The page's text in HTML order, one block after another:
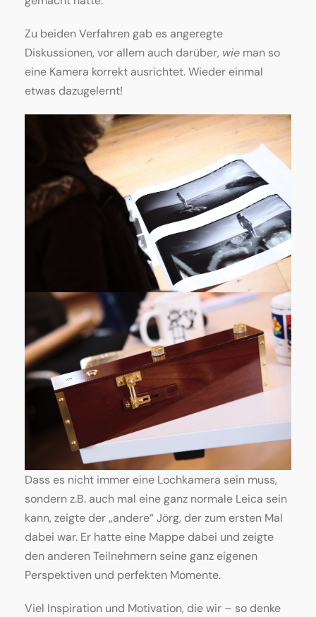
Zu beiden Verfahren gab es angeregte
Diskussionen, vor allem auch darüber, wie man so
eine Kamera korrekt ausrichtet. Wieder einmal
etwas dazugelernt!
Dass es nicht immer eine Lochkamera sein muss,
sondern z.B. auch mal eine ganz normale Leica sein
kann, zeigte der „andere“ Jörg, der zum ersten Mal
dabei war. Er hatte eine Mappe dabei und zeigte
den anderen Teilnehmern seine ganz eigenen
Perspektiven und perfekten Momente.
Viel Inspiration und Motivation, die wir – so denke